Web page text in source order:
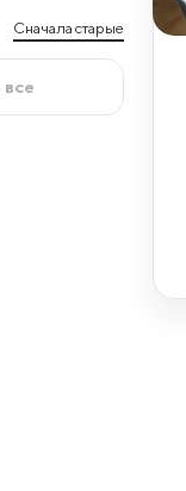
Сначала старые
все